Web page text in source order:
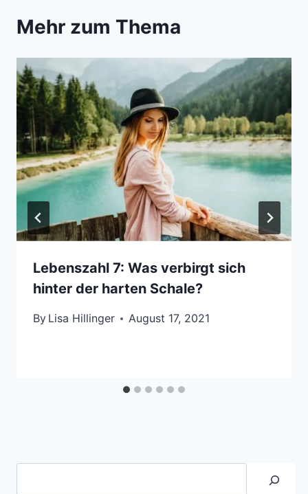
Mehr zum Thema
Lebenszahl 7: Was verbirgt sich
hinter der harten Schale?
By Lisa Hillinger August 17, 2021